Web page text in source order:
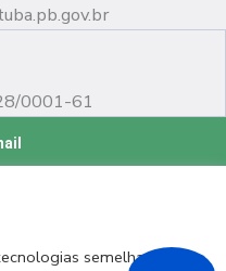
0001-61
semelhantes de